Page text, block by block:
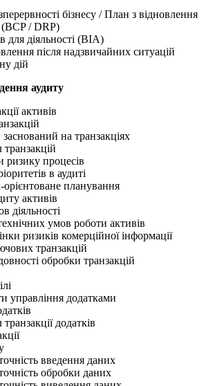
бізнесу / План з відновлення
(BCP / DRP)
для діяльності (BIA)
після надзвичайних ситуацій
дій
аудиту
активів
на транзакціях
ризику процесів
в аудиті
планування
активів
діяльності
умов роботи активів
ризиків комерційної інформації
транзакцій
обробки транзакцій
управління додатками
додатків
введення даних
обробки даних